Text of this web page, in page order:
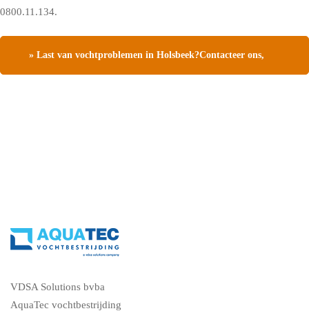
0800.11.134.
» Last van vochtproblemen in Holsbeek?Contacteer ons,
VDSA Solutions bvba
AquaTec vochtbestrijding